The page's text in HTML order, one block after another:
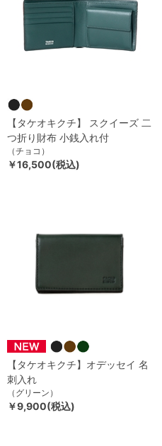
【タケオキクチ】 スクイーズ 二
つ折り財布 小銭入れ付
（チョコ）
￥16,500(税込)
【タケオキクチ】オデッセイ 名
刺入れ
（グリーン）
￥9,900(税込)